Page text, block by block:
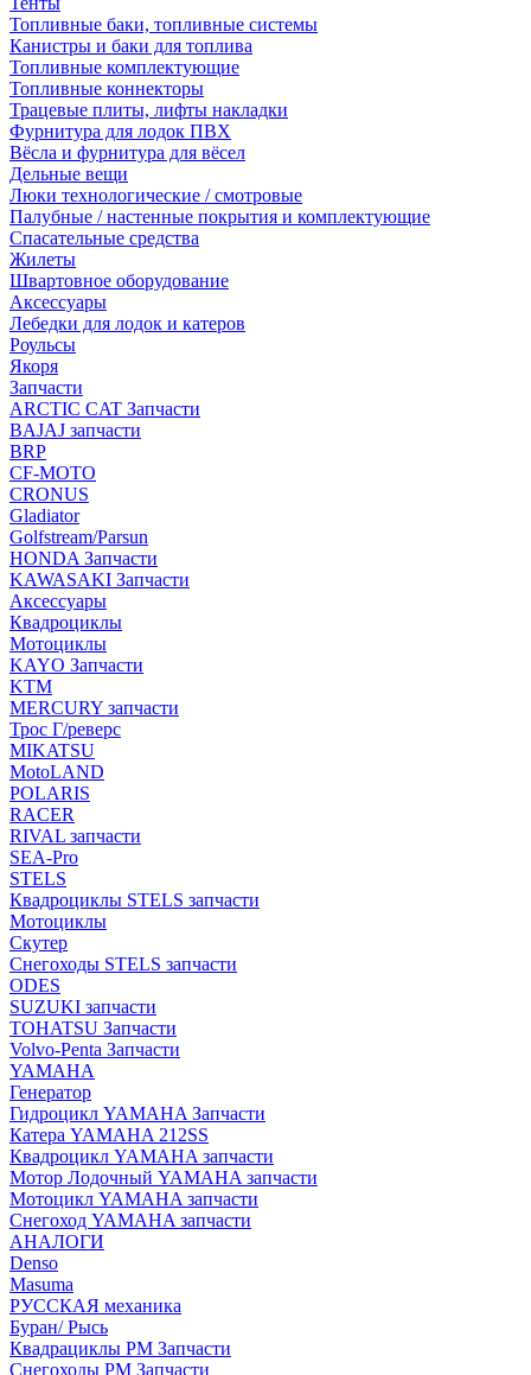
Топливные баки, топливные системы
Канистры и баки для топлива
Топливные комплектующие
Топливные коннекторы
Трацевые плиты, лифты накладки
Фурнитура для лодок ПВХ
Вёсла и фурнитура для вёсел
Дельные вещи
Люки технологические / смотровые
Палубные / настенные покрытия и комплектующие
Спасательные средства
Жилеты
Швартовное оборудование
Аксессуары
Лебедки для лодок и катеров
Роульсы
Якоря
Запчасти
ARCTIC CAT Запчасти
BAJAJ запчасти
BRP
CF-MOTO
CRONUS
Gladiator
Golfstream/Parsun
HONDA Запчасти
KAWASAKI Запчасти
Аксессуары
Квадроциклы
Мотоциклы
KAYO Запчасти
KTM
MERCURY запчасти
Трос Г/реверс
MIKATSU
MotoLAND
POLARIS
RACER
RIVAL запчасти
SEA-Pro
STELS
Квадроциклы STELS запчасти
Мотоциклы
Скутер
Снегоходы STELS запчасти
ODES
SUZUKI запчасти
TOHATSU Запчасти
Volvo-Penta Запчасти
YAMAHA
Генератор
Гидроцикл YAMAHA Запчасти
Катера YAMAHA 212SS
Квадроцикл YAMAHA запчасти
Мотор Лодочный YAMAHA запчасти
Мотоцикл YAMAHA запчасти
Снегоход YAMAHA запчасти
АНАЛОГИ
Denso
Masuma
РУССКАЯ механика
Буран/ Рысь
Квадрациклы РМ Запчасти
Снегоходы РМ Запчасти